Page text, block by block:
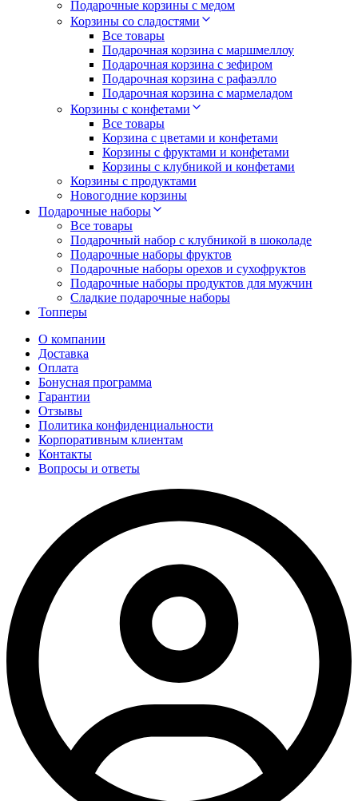
Подарочные корзины с медом
Корзины со сладостями
Все товары
Подарочная корзина с маршмеллоу
Подарочная корзина с зефиром
Подарочная корзина с рафаэлло
Подарочная корзина с мармеладом
Корзины с конфетами
Все товары
Корзина с цветами и конфетами
Корзины с фруктами и конфетами
Корзины с клубникой и конфетами
Корзины с продуктами
Новогодние корзины
Подарочные наборы
Все товары
Подарочный набор с клубникой в шоколаде
Подарочные наборы фруктов
Подарочные наборы орехов и сухофруктов
Подарочные наборы продуктов для мужчин
Сладкие подарочные наборы
Топперы
О компании
Доставка
Оплата
Бонусная программа
Гарантии
Отзывы
Политика конфиденциальности
Корпоративным клиентам
Контакты
Вопросы и ответы